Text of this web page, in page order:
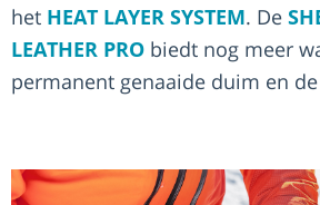
het HEAT LAYER SYSTEM. De
LEATHER PRO biedt nog meer
permanent genaaide duim en